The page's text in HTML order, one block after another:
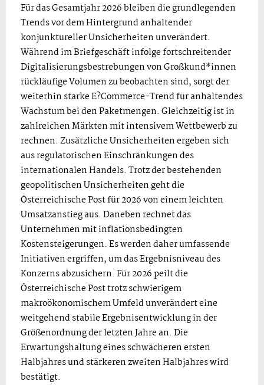
Für das Gesamtjahr 2026 bleiben die grundlegenden
Trends vor dem Hintergrund anhaltender
konjunktureller Unsicherheiten unverändert.
Während im Briefgeschäft infolge fortschreitender
Digitalisierungsbestrebungen von Großkund*innen
rückläufige Volumen zu beobachten sind, sorgt der
weiterhin starke E?Commerce-Trend für anhaltendes
Wachstum bei den Paketmengen. Gleichzeitig ist in
zahlreichen Märkten mit intensivem Wettbewerb zu
rechnen. Zusätzliche Unsicherheiten ergeben sich
aus regulatorischen Einschränkungen des
internationalen Handels. Trotz der bestehenden
geopolitischen Unsicherheiten geht die
Österreichische Post für 2026 von einem leichten
Umsatzanstieg aus. Daneben rechnet das
Unternehmen mit inflationsbedingten
Kostensteigerungen. Es werden daher umfassende
Initiativen ergriffen, um das Ergebnisniveau des
Konzerns abzusichern. Für 2026 peilt die
Österreichische Post trotz schwierigem
makroökonomischem Umfeld unverändert eine
weitgehend stabile Ergebnisentwicklung in der
Größenordnung der letzten Jahre an. Die
Erwartungshaltung eines schwächeren ersten
Halbjahres und stärkeren zweiten Halbjahres wird
bestätigt.